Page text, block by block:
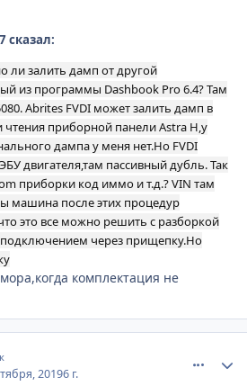
сказал:
ли залить дамп от другой
из программы Dashbook Pro 6.4? Там
Abrites FVDI может залить дамп в
приборной панели Astra H,у
дампа у меня нет.Но FVDI
двигателя,там пассивный дубль. Так
приборки код иммо и т.д.? VIN там
машина после этих процедур
это все можно решить с разборкой
через прищепку.Но
комплектация не
20196 г.